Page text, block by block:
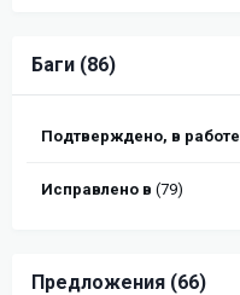
Баги (86)
Подтверждено, в работе
Исправлено в (79)
Предложения (66)